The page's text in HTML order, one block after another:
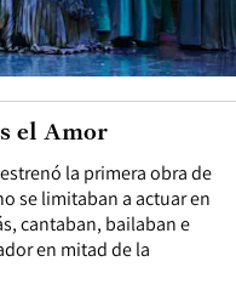
la primera obra de
se limitaban a actuar en
cantaban, bailaban e
en mitad de la
el Amor